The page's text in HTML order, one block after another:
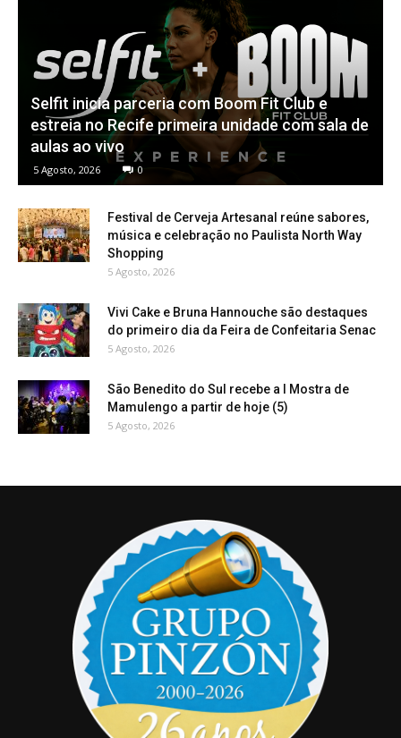
Selfit inicia parceria com Boom Fit Club e
estreia no Recife primeira unidade com sala de
aulas ao vivo
5 Agosto, 2026 0
Festival de Cerveja Artesanal reúne sabores,
música e celebração no Paulista North Way
Shopping
5 Agosto, 2026
Vivi Cake e Bruna Hannouche são destaques
do primeiro dia da Feira de Confeitaria Senac
5 Agosto, 2026
São Benedito do Sul recebe a I Mostra de
Mamulengo a partir de hoje (5)
5 Agosto, 2026